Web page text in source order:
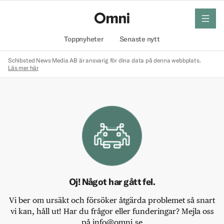
Toppnyheter Senaste nytt
meny
Schibsted News Media AB är ansvarig för dina data på denna webbplats.
Läs mer här
Oj! Något har gått fel.
Vi ber om ursäkt och försöker åtgärda problemet så snart
vi kan, håll ut! Har du frågor eller funderingar? Mejla oss